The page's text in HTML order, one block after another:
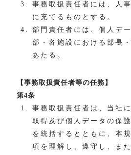
事務取扱責任者には、人
に充てるものとする。
部門責任者には、個人デ
部・各施設における部長
あたる。
【事務取扱責任者等の任務】
第4条
事務取扱責任者は、当社
取得及び個人データの保
を統括するとともに、本
項を理解し、遵守し、ま